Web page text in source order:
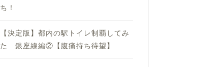
ち！
【決定版】都内の駅トイレ制覇してみ
た 銀座線編②【腹痛持ち待望】